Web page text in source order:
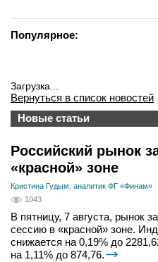
Популярное:
Загрузка...
Вернуться в список новостей
Новые статьи
Российский рынок
«красной» зоне
Кристина Гудым, аналитик ФГ «Финам»
1043
В пятницу, 7 августа, рынок
сессию в «красной» зоне.
снижается на 0,19% до
на 1,11% до 874,76.